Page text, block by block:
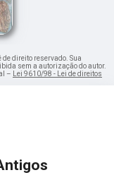
de direito reservado. Sua
sem a autorização do autor.
–
Lei 9610/98 - Lei de direitos